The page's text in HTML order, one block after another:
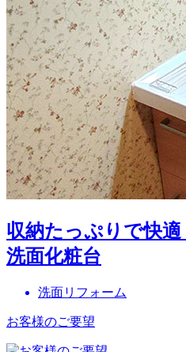
収納たっぷりで快
洗面化粧台
洗面リフォーム
お客様のご要望